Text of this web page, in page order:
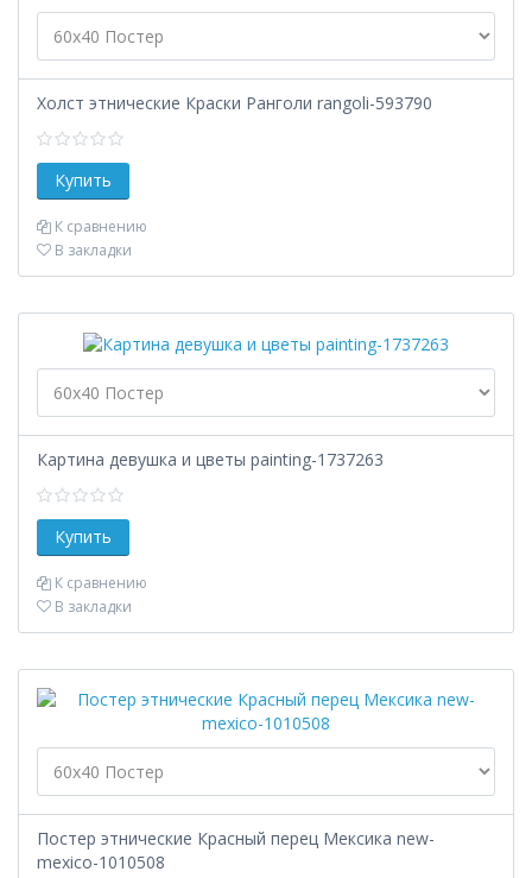
Холст этнические Краски Ранголи rangoli-593790
К сравнению
В закладки
Картина девушка и цветы painting-1737263
К сравнению
В закладки
Постер этнические Красный перец Мексика new-
mexico-1010508